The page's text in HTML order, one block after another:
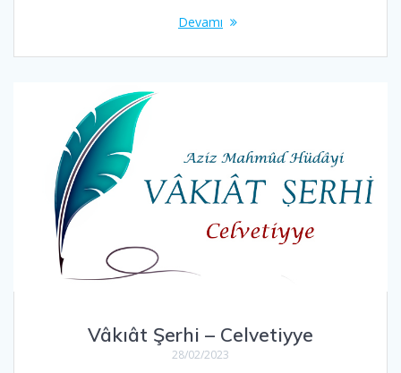
Devamı
Vâkıât Şerhi – Celvetiyye
28/02/2023